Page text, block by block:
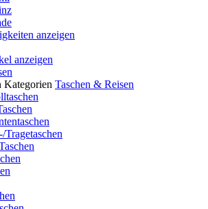
anzeigen
anzeigen
Kategorien Taschen & Reisen
Tragetaschen